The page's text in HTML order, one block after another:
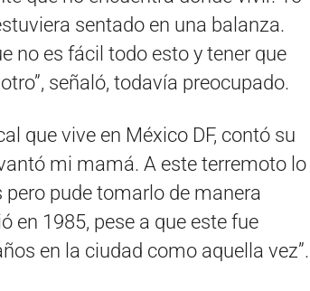
sentado en una balanza.
no es fácil todo esto y tener que
señaló, todavía preocupado.
que vive en México DF, contó su
mi mamá. A este terremoto lo
pude tomarlo de manera
en 1985, pese a que este fue
en la ciudad como aquella vez”.